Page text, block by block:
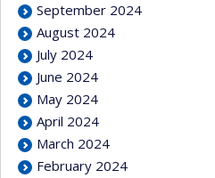
September 2024
August 2024
July 2024
June 2024
May 2024
April 2024
March 2024
February 2024